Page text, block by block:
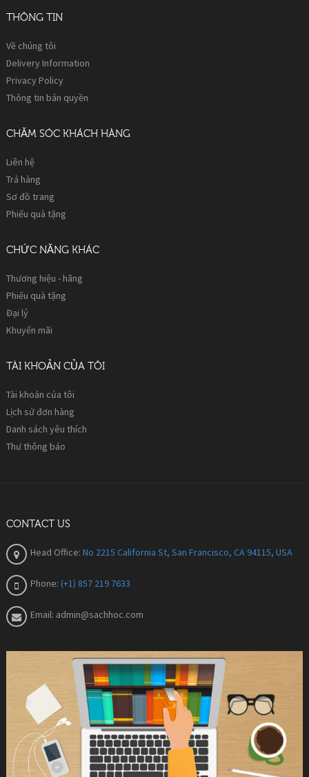
THÔNG TIN
Về chúng tôi
Delivery Information
Privacy Policy
Thông tin bản quyền
CHĂM SÓC KHÁCH HÀNG
Liên hệ
Trả hàng
Sơ đồ trang
Phiếu quà tặng
CHỨC NĂNG KHÁC
Thương hiệu - hãng
Phiếu quà tặng
Đại lý
Khuyến mãi
TÀI KHOẢN CỦA TÔI
Tài khoản của tôi
Lịch sử đơn hàng
Danh sách yêu thích
Thư thông báo
CONTACT US
Head Office: No 2215 California St, San Francisco, CA 94115, USA
Phone: (+1) 857 219 7633
Email: admin@sachhoc.com